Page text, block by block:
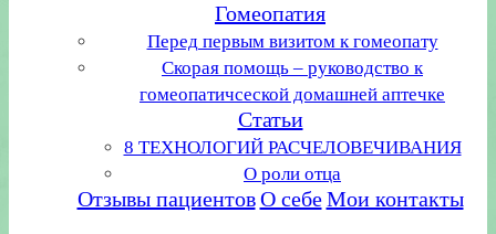
Гомеопатия
Перед первым визитом к гомеопату
Скорая помощь – руководство к
гомеопатичсеской домашней аптечке
Статьи
8 ТЕХНОЛОГИЙ РАСЧЕЛОВЕЧИВАНИЯ
О роли отца
Отзывы пациентов О себе Мои контакты